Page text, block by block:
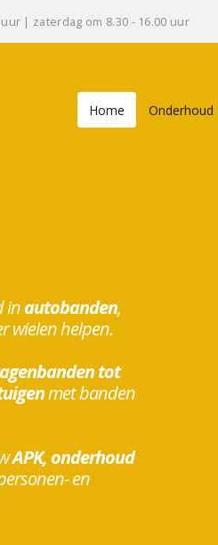
| zaterdag om 8.30 - 16.00 uur
Home Onderhoud
inautobanden,
wielen helpen.
tot
met banden
APK, onderhoud
en